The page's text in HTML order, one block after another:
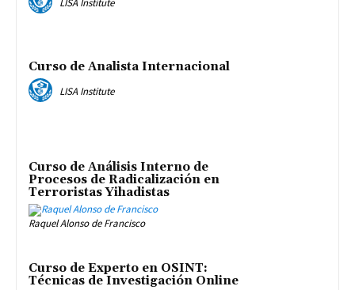
LISA Institute
Curso de Analista Internacional
LISA Institute
Curso de Análisis Interno de
Procesos de Radicalización en
Terroristas Yihadistas
Raquel Alonso de Francisco
Curso de Experto en OSINT:
Técnicas de Investigación Online